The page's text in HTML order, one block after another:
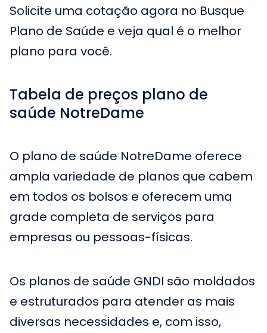
Solicite uma cotação agora no Busque
Plano de Saúde e veja qual é o melhor
plano para você.
Tabela de preços plano de
saúde NotreDame
O plano de saúde NotreDame oferece
ampla variedade de planos que cabem
em todos os bolsos e oferecem uma
grade completa de serviços para
empresas ou pessoas-físicas.
Os planos de saúde GNDI são moldados
e estruturados para atender as mais
diversas necessidades e, com isso,